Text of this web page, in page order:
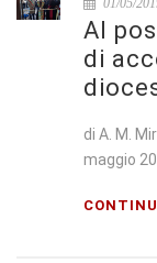
01/05/
Al
di
di A. M.
maggio